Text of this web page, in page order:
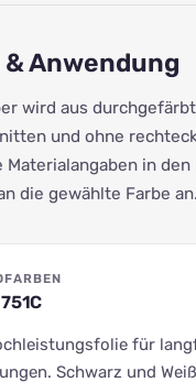
Anwendung
wird aus
und ohne
in
die gewählte Farbe an.
für
Schwarz und